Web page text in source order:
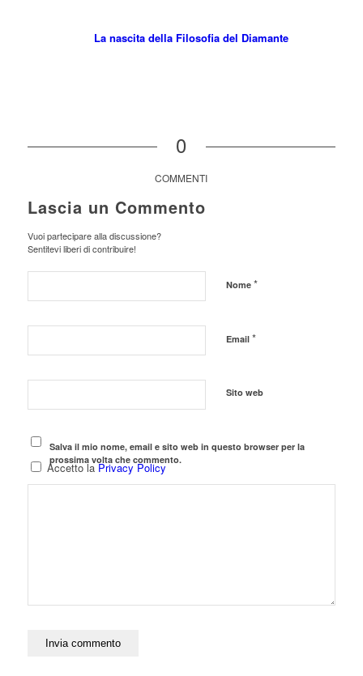
La nascita della Filosofia del Diamante
0
COMMENTI
Lascia un Commento
Vuoi partecipare alla discussione?
Sentitevi liberi di contribuire!
Nome *
Email *
Sito web
Salva il mio nome, email e sito web in questo browser per la
prossima volta che commento.
Accetto laPrivacy Policy